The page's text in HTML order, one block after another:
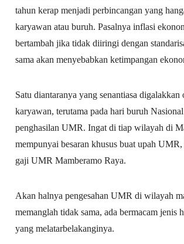
tahun kerap menjadi perbincangan yang
karyawan atau buruh. Pasalnya inflasi
bertambah jika tidak diiringi dengan
sama akan menyebabkan ketimpangan
Satu diantaranya yang senantiasa digalakkan
karyawan, terutama pada hari buruh
penghasilan UMR. Ingat di tiap wilayah di
mempunyai besaran khusus buat upah
gaji UMR Mamberamo Raya.
Akan halnya pengesahan UMR di wilayah
memanglah tidak sama, ada bermacam jenis
yang melatarbelakanginya.